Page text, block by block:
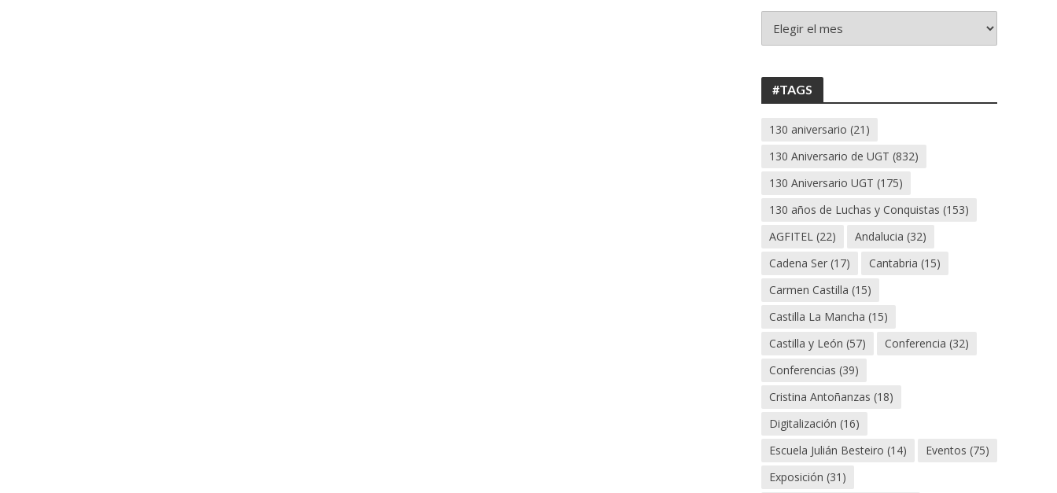
130
#TAGS
130 aniversario (21)
130 Aniversario de UGT (832)
130 Aniversario UGT (175)
130 años de Luchas y Conquistas (153)
AGFITEL (22) Andalucia (32)
Cadena Ser (17) Cantabria (15)
Carmen Castilla (15)
Castilla La Mancha (15)
Castilla y León (57) Conferencia (32)
Conferencias (39)
Cristina Antoñanzas (18)
Digitalización (16)
Escuela Julián Besteiro (14) Eventos (75)
Exposición (31)